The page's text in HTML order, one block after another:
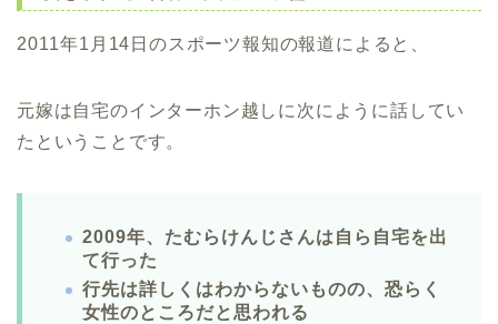
2011年1月14日のスポーツ報知の報道によると、
元嫁は自宅のインターホン越しに次にように話してい
たということです。
2009年、たむらけんじさんは自ら自宅を出
て行った
行先は詳しくはわからないものの、恐らく
女性のところだと思われる